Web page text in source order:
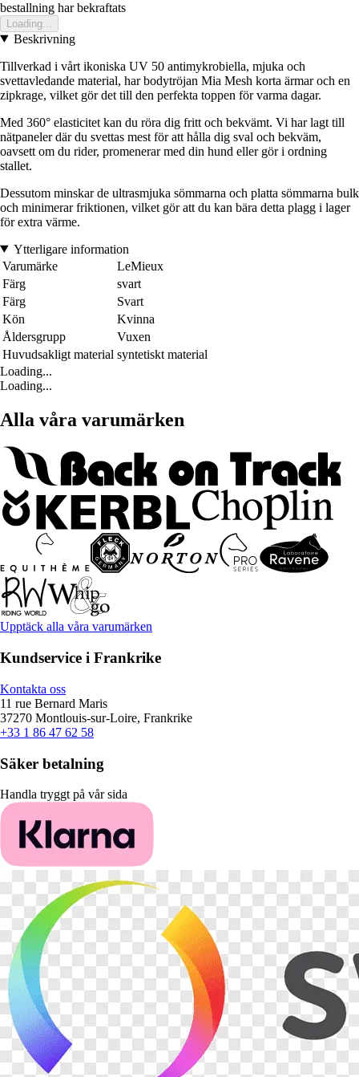
bestallning har bekraftats
Loading...
Beskrivning
Tillverkad i vårt ikoniska UV 50 antimykrobiella, mjuka och
svettavledande material, har bodytröjan Mia Mesh korta ärmar och en
zipkrage, vilket gör det till den perfekta toppen för varma dagar.
Med 360° elasticitet kan du röra dig fritt och bekvämt. Vi har lagt till
nätpaneler där du svettas mest för att hålla dig sval och bekväm,
oavsett om du rider, promenerar med din hund eller gör i ordning
stallet.
Dessutom minskar de ultrasmjuka sömmarna och platta sömmarna bulk
och minimerar friktionen, vilket gör att du kan bära detta plagg i lager
för extra värme.
Ytterligare information
Varumärke
LeMieux
Färg
svart
Färg
Svart
Kön
Kvinna
Åldersgrupp
Vuxen
Huvudsakligt material syntetiskt material
Loading...
Loading...
Alla våra varumärken
Upptäck alla våra varumärken
Kundservice i Frankrike
Kontakta oss
11 rue Bernard Maris
37270 Montlouis-sur-Loire, Frankrike
+33 1 86 47 62 58
Säker betalning
Handla tryggt på vår sida